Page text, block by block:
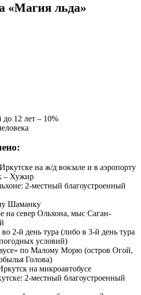
«Магия льда»
до 12 лет – 10%
на ж/д вокзале и в аэропорту
– Хужир
2-местный благоустроенный
Шаманку
на север Ольхона, мыс Саган-
2-й день тура (либо в 3-й день тура
условий)
по Малому Морю (остров Огой,
Голова)
на микроавтобусе
2-местный благоустроенный